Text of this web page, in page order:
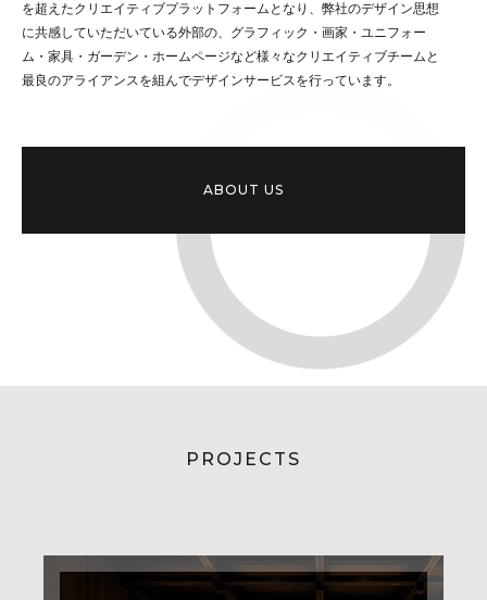
を超えたクリエイティブプラットフォームとなり、弊社のデザイン思想
に共感していただいている外部の、グラフィック・画家・ユニフォー
ム・家具・ガーデン・ホームページなど様々なクリエイティブチームと
最良のアライアンスを組んでデザインサービスを行っています。
ABOUT US
PROJECTS